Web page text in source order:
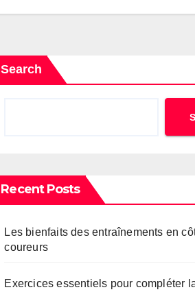
Search
Recent Posts
Les bienfaits des entraînements en
coureurs
Exercices essentiels pour compléter